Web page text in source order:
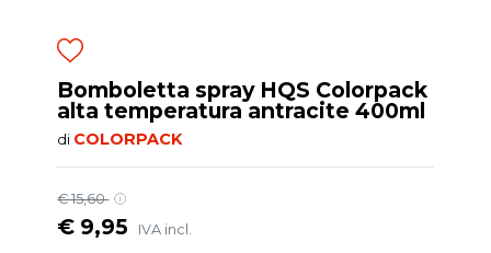
Bomboletta spray HQS Colorpack
alta temperatura antracite 400ml
di COLORPACK
€ 15,60
€ 9,95 IVA incl.